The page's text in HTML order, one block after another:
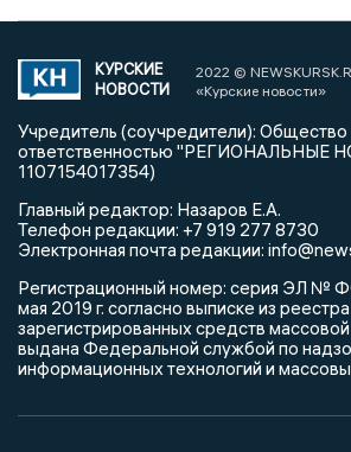
КУРСКИЕ
НОВОСТИ
2022 ©
«Курские новости»
Учредитель (соучредители): Общество
ответственностью "РЕГИОНАЛЬНЫЕ
1107154017354)
Главный редактор: Назаров Е.А.
Телефон редакции: +7 919 277 8730
Электронная почта редакции:
Регистрационный номер: серия ЭЛ №
мая 2019 г. согласно выписке из реестра
зарегистрированных средств
выдана Федеральной службой по
информационных технологий и